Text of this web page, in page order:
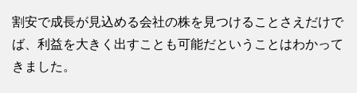
割安で成長が見込める会社の株を見つけることさえだけで
ば、利益を大きく出すことも可能だということはわかって
きました。